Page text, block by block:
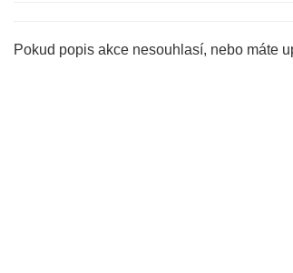
Pokud popis akce nesouhlasí, nebo máte